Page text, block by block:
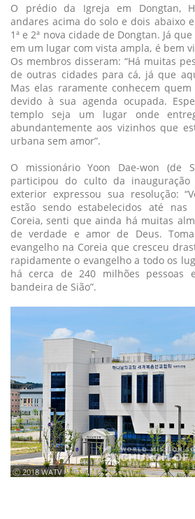
O prédio da Igreja em Dongtan,
andares acima do solo e dois abaixo
1ª e 2ª nova cidade de Dongtan. Já
em um lugar com vista ampla, é bem
Os membros disseram: “Há muitas
de outras cidades para cá, já que
Mas elas raramente conhecem
devido à sua agenda ocupada.
templo seja um lugar onde
abundantemente aos vizinhos que
urbana sem amor”.
O missionário Yoon Dae-won (de
participou do culto da
exterior expressou sua resolução:
estão sendo estabelecidos até nas
Coreia, senti que ainda há muitas
de verdade e amor de Deus.
evangelho na Coreia que cresceu
rapidamente o evangelho a todo os
há cerca de 240 milhões pessoas
bandeira de Sião”.
ⓒ 2018 WATV